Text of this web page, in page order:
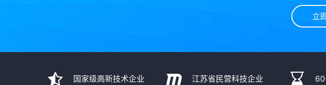
立
国家级高新技术企业 江苏省民营科技企业